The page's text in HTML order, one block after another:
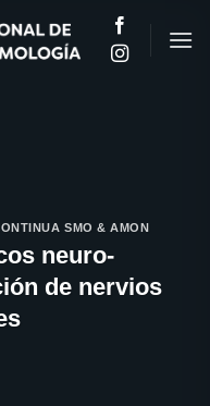
SMO & AMON
neuro-
de nervios